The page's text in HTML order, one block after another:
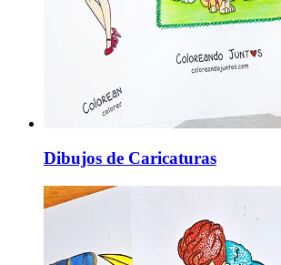
Dibujos de Caricaturas